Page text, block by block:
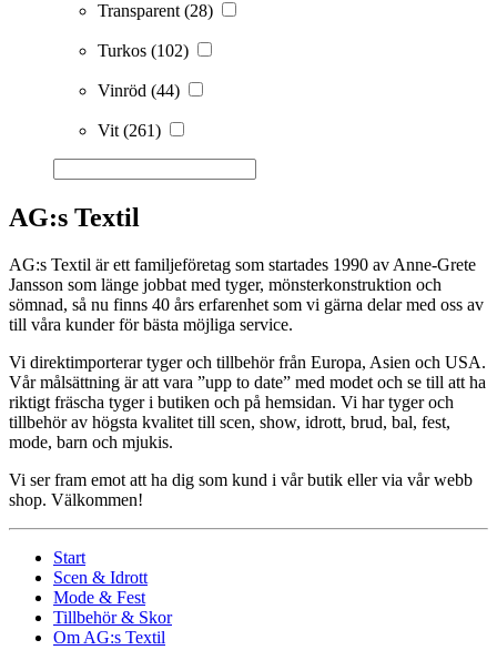
Transparent (28)
Turkos (102)
Vinröd (44)
Vit (261)
AG:s Textil
AG:s Textil är ett familjeföretag som startades 1990 av Anne-Grete
Jansson som länge jobbat med tyger, mönsterkonstruktion och
sömnad, så nu finns 40 års erfarenhet som vi gärna delar med oss av
till våra kunder för bästa möjliga service.
Vi direktimporterar tyger och tillbehör från Europa, Asien och USA.
Vår målsättning är att vara ”upp to date” med modet och se till att ha
riktigt fräscha tyger i butiken och på hemsidan. Vi har tyger och
tillbehör av högsta kvalitet till scen, show, idrott, brud, bal, fest,
mode, barn och mjukis.
Vi ser fram emot att ha dig som kund i vår butik eller via vår webb
shop. Välkommen!
Start
Scen & Idrott
Mode & Fest
Tillbehör & Skor
Om AG:s Textil